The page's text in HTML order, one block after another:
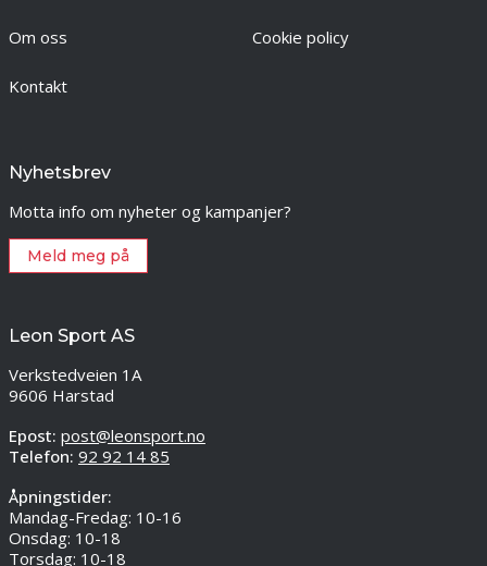
Om oss
Kontakt
Cookie policy
Nyhetsbrev
Motta info om nyheter og kampanjer?
Meld meg på
Leon Sport AS
Verkstedveien 1A
9606 Harstad
Epost: post@leonsport.no
Telefon: 92 92 14 85
Åpningstider:
Mandag-Fredag: 10-16
Onsdag: 10-18
Torsdag: 10-18